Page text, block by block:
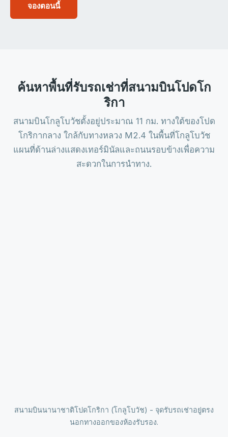
จองตอนนี้
ค้นหาพื้นที่รับรถเช่าที่สนามบินโปดโก
ริกา
สนามบินโกลูโบวัชตั้งอยู่ประมาณ 11 กม. ทางใต้ของโปด
โกริกากลาง ใกล้กับทางหลวง M2.4 ในพื้นที่โกลูโบวัช
แผนที่ด้านล่างแสดงเทอร์มินัลและถนนรอบข้างเพื่อความ
สะดวกในการนำทาง.
สนามบินนานาชาติโปดโกริกา (โกลูโบวัช) - จุดรับรถเช่าอยู่ตรง
นอกทางออกของห้องรับรอง.